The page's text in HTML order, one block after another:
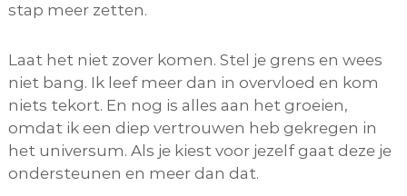
stap meer zetten.
Laat het niet zover komen. Stel je grens en wees
niet bang. Ik leef meer dan in overvloed en kom
niets tekort. En nog is alles aan het groeien,
omdat ik een diep vertrouwen heb gekregen in
het universum. Als je kiest voor jezelf gaat deze je
ondersteunen en meer dan dat.